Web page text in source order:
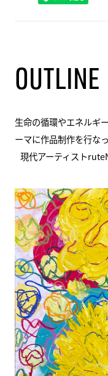
OUTLINE
生命の循環やエネルギ
ーマに作品制作を行な
現代アーティスト